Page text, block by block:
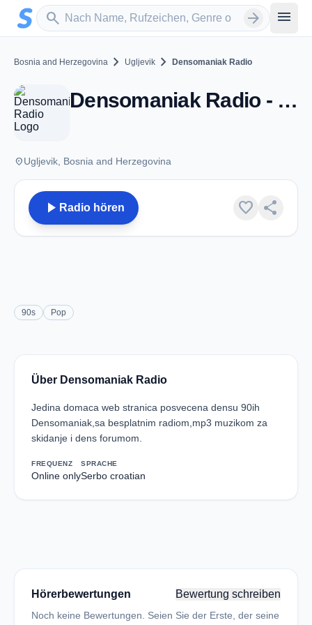
Zum Hauptinhalt springen
search
Sender suchen arrow_forward menu
Bosnia and Herzegovina chevron_right Ugljevik chevron_right Densomaniak Radio
Densomaniak Radio - Ugljevik
placeUgljevik, Bosnia and Herzegovina
play_arrow Radio hören favorite share
90s Pop
Über Densomaniak Radio
Jedina domaca web stranica posvecena densu 90ih
Densomaniak,sa besplatnim radiom,mp3 muzikom za
skidanje i dens forumom.
FREQUENZ
Online only
SPRACHE
Serbo croatian
Hörerbewertungen Bewertung schreiben
Noch keine Bewertungen. Seien Sie der Erste, der seine